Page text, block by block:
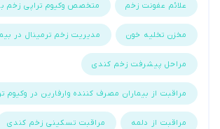
علائم عفونت زخم متخصص وکیوم تراپی زخم
مخزن تخلیه خون مدیریت زخم ترمینال در
مراحل پیشرفت زخم کندی
مراقبت از بیماران مصرف کننده وارفارین در وکیوم
مراقبت از دلمه مراقبت تسکینی زخم کندی